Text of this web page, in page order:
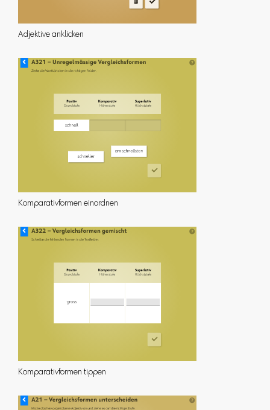
Adjektive anklicken
Komparativformen einordnen
Komparativformen tippen